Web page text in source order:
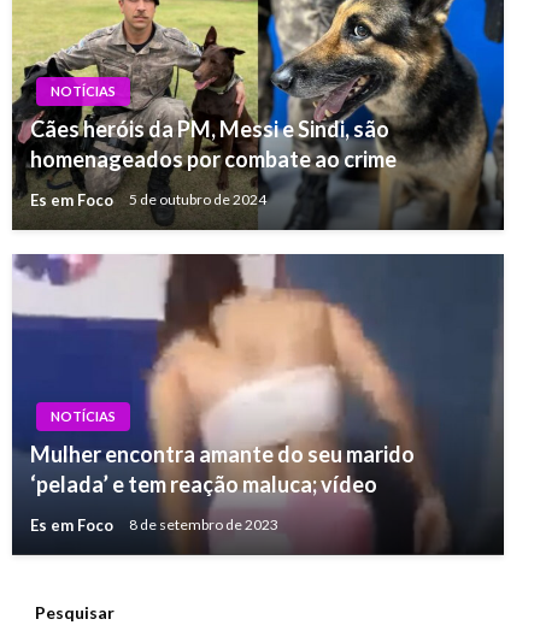
NOTÍCIAS
Cães heróis da PM, Messi e Sindi, são
homenageados por combate ao crime
Es em Foco 5 de outubro de 2024
NOTÍCIAS
Mulher encontra amante do seu marido
‘pelada’ e tem reação maluca; vídeo
Es em Foco 8 de setembro de 2023
Pesquisar